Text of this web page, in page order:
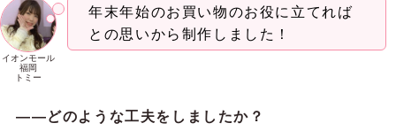
イオンモール
福岡
トミー
年末年始のお買い物のお役に立てれば
との思いから制作しました！
――どのような工夫をしましたか？